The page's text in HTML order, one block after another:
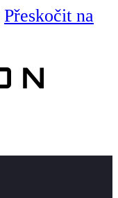
Přeskočit na